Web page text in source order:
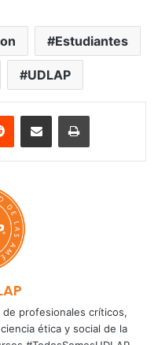
Estudiantes
UDLAP
Reddit Share via Email Print
profesionales críticos,
ética y social de la